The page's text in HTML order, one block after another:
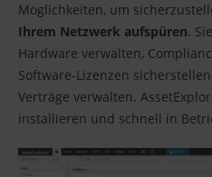
Möglichkeiten, um
Ihrem Netzwerk aufspüren.
Hardware verwalten,
Software-Lizenzen
Verträge verwalten.
installieren und schnell in